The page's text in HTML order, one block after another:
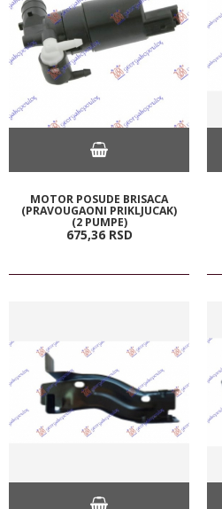
MOTOR POSUDE BRISACA
(PRAVOUGAONI PRIKLJUCAK)
(2 PUMPE)
675,36 RSD